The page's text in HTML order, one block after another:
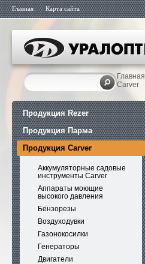
Главная Карта сайта
Главная
Carver
Продукция Rezer
Продукция Парма
Продукция Carver
Аккумуляторные садовые
инструменты Carver
Аппараты моющие
высокого давления
Бензорезы
Воздуходувки
Газонокосилки
Генераторы
Двигатели